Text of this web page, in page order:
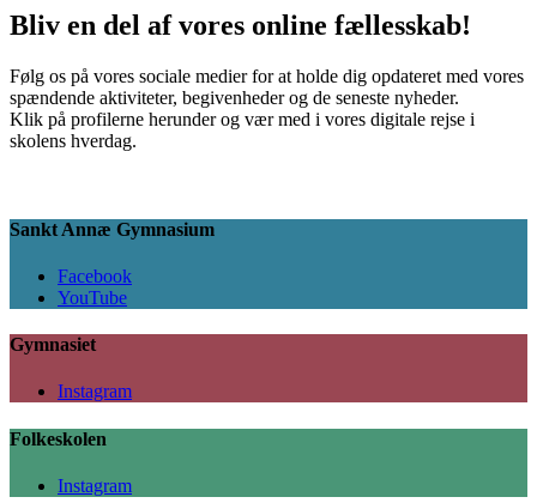
Bliv en del af vores online fællesskab!
Følg os på vores sociale medier for at holde dig opdateret med vores
spændende aktiviteter, begivenheder og de seneste nyheder.
Klik på profilerne herunder og vær med i vores digitale rejse i
skolens hverdag.
Sankt Annæ Gymnasium
Facebook
YouTube
Gymnasiet
Instagram
Folkeskolen
Instagram